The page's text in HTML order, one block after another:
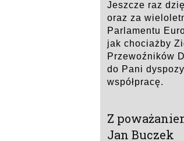
Jeszcze raz
oraz za
Parlamentu
jak chociażby
Przewoźników
do Pani
współpracę.
Z
Jan Buczek